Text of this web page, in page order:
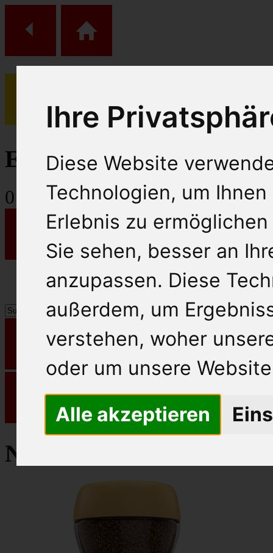
Ihre
Diese Website
Technologien, um
Erlebnis zu
Sie sehen, besser an
anzupassen. Diese
außerdem, um
verstehen, woher
oder um unsere
Alle akzeptieren
(0)
Einkaufs Wagen
0 Artikel
Nescafe Löskaffee